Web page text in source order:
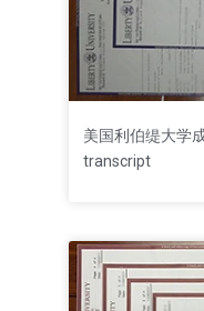
美国利伯缇大学
transcript